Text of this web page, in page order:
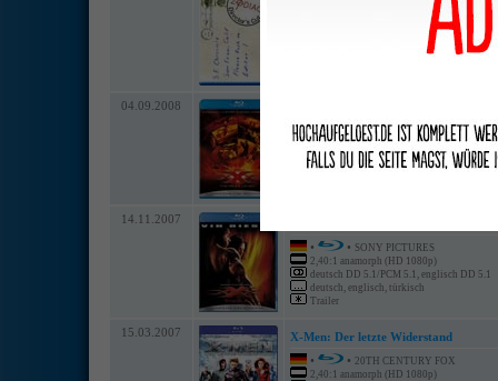
WARNER HOME VIDEO
2,40:1 anamorph (HD 1080p)
englisch DD 5.1, deutsch DD 5.1,
04.09.2008
•
• SONY PICTURES
2,40:1 anamorph (HD 1080p)
deutsch Dolby TrueHD 5.1, englisch
14.11.2007
•
• SONY PICTURES
2,40:1 anamorph (HD 1080p)
deutsch DD 5.1/PCM 5.1, englisch DD 5.1
deutsch, englisch, türkisch
Trailer
15.03.2007
X-Men: Der letzte Widerstand
•
• 20TH CENTURY FOX
2,40:1 anamorph (HD 1080p)